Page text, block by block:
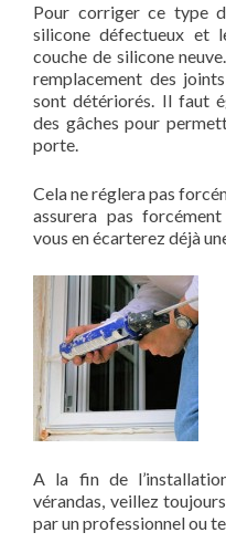
Pour corriger ce type
silicone défectueux et
couche de silicone
remplacement des
sont détériorés. Il faut
des gâches pour
porte.
Cela ne réglera pas
assurera pas
vous en écarterez déjà
A la fin de
vérandas, veillez
par un professionnel ou